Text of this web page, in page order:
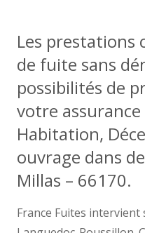
Les prestations
de fuite sans
possibilités de
votre
Habitation,
ouvrage dans
Millas – 66170.
France Fuites